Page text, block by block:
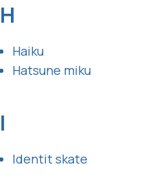
H
Haiku
Hatsune miku
I
Identit skate